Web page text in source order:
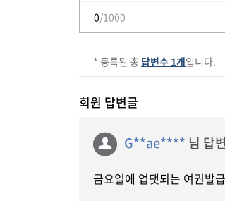
0/1000
* 등록된 총 답변수 1개입니다.
회원 답변글
G**ae**** 님 답변
금요일에 업댓되는 여권발